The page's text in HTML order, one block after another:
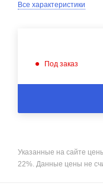
Все характеристики
Под заказ
Указанные на сайте
22%. Данные цены не